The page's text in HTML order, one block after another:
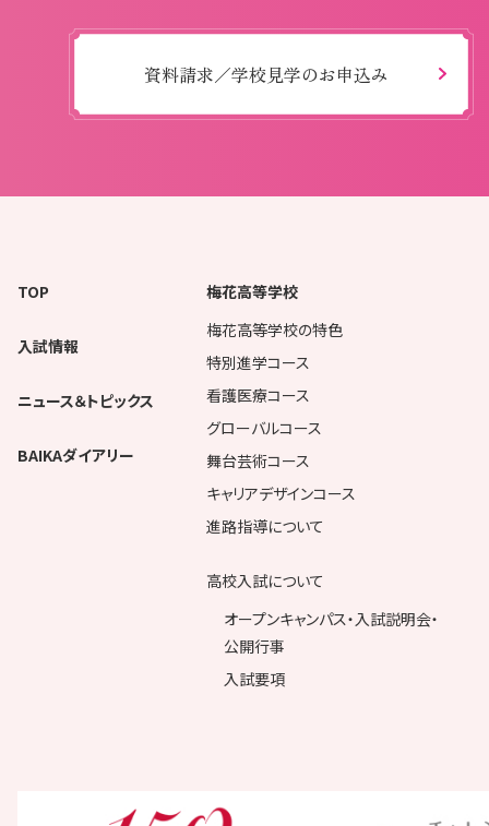
資料請求／学校見学のお申込み
TOP
入試情報
ニュース＆トピックス
BAIKAダイアリー
梅花高等学校
梅花高等学校の特色
特別進学コース
看護医療コース
グローバルコース
舞台芸術コース
キャリアデザインコース
進路指導について
高校入試について
オープンキャンパス・入試説明会・
公開行事
入試要項